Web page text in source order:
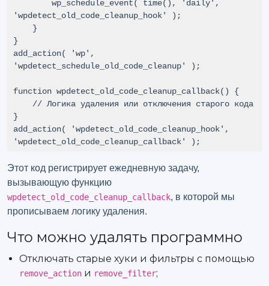
'wpdetect_old_code_cleanup_hook' );
}
add_action( 'wp',
'wpdetect_schedule_old_code_cleanup' );
function wpdetect_old_code_cleanup_callback() {
}
add_action( 'wpdetect_old_code_cleanup_hook',
'wpdetect_old_code_cleanup_callback' );
Этот код регистрирует ежедневную задачу,
вызывающую функцию
wpdetect_old_code_cleanup_callback, в которой мы
прописываем логику удаления.
Что можно удалять программно
Отключать старые хуки и фильтры с помощью
remove_action и remove_filter;